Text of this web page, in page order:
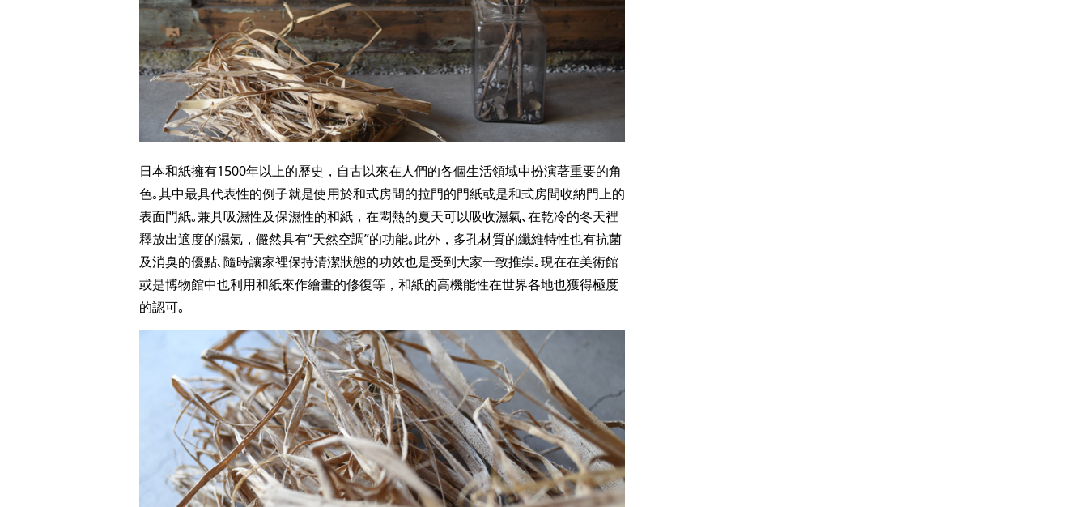
日本和紙擁有1500年以上的歷史，自古以來在人們的各個生活領域中扮演著重要的角
色｡其中最具代表性的例子就是使用於和式房間的拉門的門紙或是和式房間收納門上的
表面門紙｡兼具吸濕性及保濕性的和紙，在悶熱的夏天可以吸收濕氣､在乾冷的冬天裡
釋放出適度的濕氣，儼然具有“天然空調”的功能｡此外，多孔材質的纖維特性也有抗菌
及消臭的優點､隨時讓家裡保持清潔狀態的功效也是受到大家一致推崇｡現在在美術館
或是博物館中也利用和紙來作繪畫的修復等，和紙的高機能性在世界各地也獲得極度
的認可｡